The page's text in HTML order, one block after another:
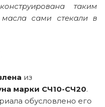
таким
сами стекали в
из
марки СЧ10-СЧ20.
обусловлено его